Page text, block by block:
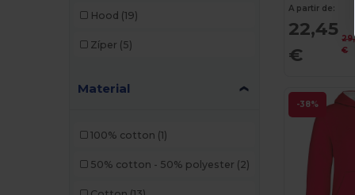
Hood (19)
Zíper (5)
Material
100% cotton (1)
50% cotton - 50% polyester (2)
A partir de:
22,45
€
€
-38%